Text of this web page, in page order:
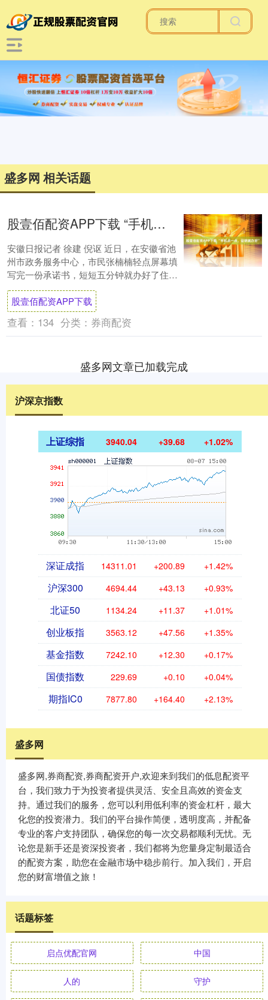
盛多网 相关话题
股壹佰配资APP下载 “手机点一点，证明就办好”
安徽日报记者 徐建 倪讴 近日，在安徽省池
州市政务服务中心，市民张楠楠轻点屏幕填
写完一份承诺书，短短五分钟就办好了住房
公积金贷款业务。“不用专门跑一趟开证明，
省....
股壹佰配资APP下载
查看： 134 分类： 券商配资
盛多网文章已加载完成
沪深京指数
上证综指 3940.04 +39.68 +1.02%
深证成指 14311.01 +200.89 +1.42%
沪深300 4694.44 +43.13 +0.93%
北证50 1134.24 +11.37 +1.01%
创业板指 3563.12 +47.56 +1.35%
基金指数 7242.10 +12.30 +0.17%
国债指数 229.69 +0.10 +0.04%
期指IC0 7877.80 +164.40 +2.13%
盛多网
盛多网,券商配资,券商配资开户,欢迎来到我们的低息配资平
台，我们致力于为投资者提供灵活、安全且高效的资金支
持。通过我们的服务，您可以利用低利率的资金杠杆，最大
化您的投资潜力。我们的平台操作简便，透明度高，并配备
专业的客户支持团队，确保您的每一次交易都顺利无忧。无
论您是新手还是资深投资者，我们都将为您量身定制最适合
的配资方案，助您在金融市场中稳步前行。加入我们，开启
您的财富增值之旅！
话题标签
启点优配官网 中国
人的 守护